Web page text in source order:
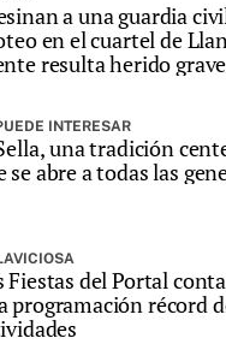
a una guardia
en el cuartel de
resulta herido grave
INTERESAR
una tradición
se abre a todas las
Fiestas del Portal
programación récord